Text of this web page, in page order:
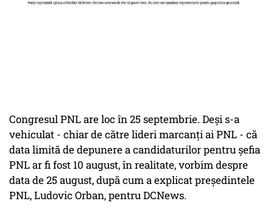
Congresul PNL are loc în 25 septembrie. Deși s-a
vehiculat - chiar de către lideri marcanți ai PNL - că
data limită de depunere a candidaturilor pentru șefia
PNL ar fi fost 10 august, în realitate, vorbim despre
data de 25 august, după cum a explicat președintele
PNL, Ludovic Orban, pentru DCNews.